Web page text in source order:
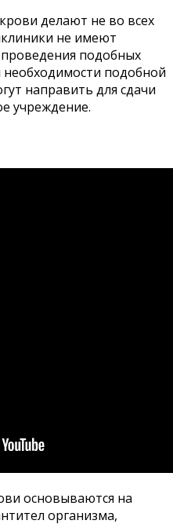
делают не во всех
не имеют
подобных
подобной
направить для сдачи
учреждение.
основываются на
организма,